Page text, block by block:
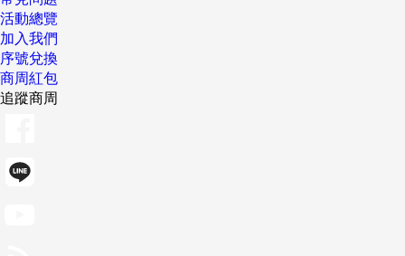
活動總覽
加入我們
序號兌換
商周紅包
追蹤商周